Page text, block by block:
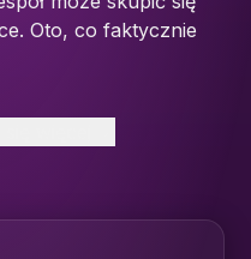
Oto, co faktycznie